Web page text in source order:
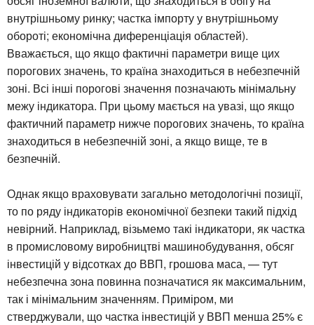
внутрішньому ринку; частка імпорту у внутрішньому
обороті; економічна диференціація областей).
Вважається, що якщо фактичні параметри вище цих
порогових значень, то країна знаходиться в небезпечній
зоні. Всі інші порогові значення позначають мінімальну
межу індикатора. При цьому мається на увазі, що якщо
фактичний параметр нижче порогових значень, то країна
знаходиться в небезпечній зоні, а якщо вище, те в
безпечній.
Однак якщо враховувати загально методологічні позиції,
то по ряду індикаторів економічної безпеки такий підхід
невірний. Наприклад, візьмемо такі індикатори, як частка
в промисловому виробництві машинобудування, обсяг
інвестицій у відсотках до ВВП, грошова маса, — тут
небезпечна зона повинна позначатися як максимальним,
так і мінімальним значенням. Приміром, ми
стверджували, що частка інвестицій у ВВП менша 25% є